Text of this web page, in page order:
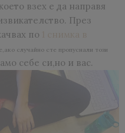
взех е да направя
През
по
случайно сте пропуснали този
себе си,но и вас.